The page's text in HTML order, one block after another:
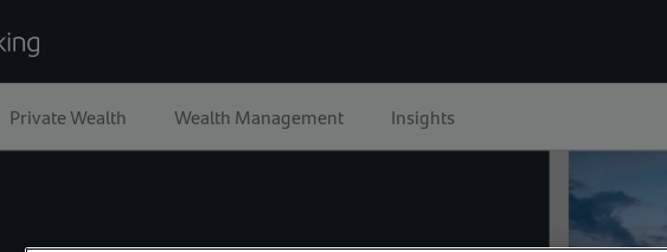
Private Wealth Wealth Management Insights